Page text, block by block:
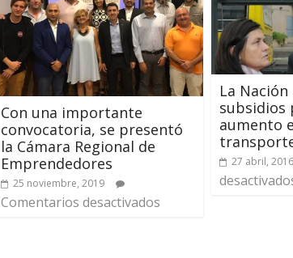
Con una importante
convocatoria, se presentó
la Cámara Regional de
Emprendedores
25 noviembre, 2019
Comentarios desactivados
La
subsidios
aumento
27 abril, 2016